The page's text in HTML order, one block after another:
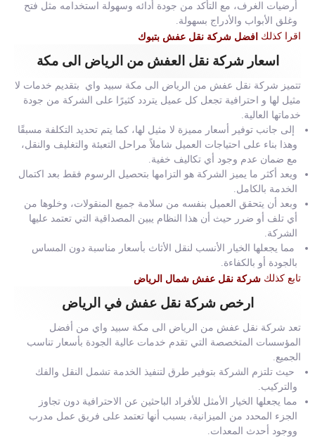
أرضيات الغرف، مع التأكد من جودة أدائه وسهولة استخدامه مثل فتح
وغلق الأبواب والأدراج بسهولة.
اقرا كذلك افضل شركة نقل عفش بتبوك
اسعار شركة نقل العفش من الرياض الى مكة
تتميز شركة نقل عفش من الرياض الى مكة سبيد واي بتقديم خدمات لا
مثيل لها و احترافية تجعل كل عميل يتردد كثيرًا على الشركة من جودة
خدماتها العالية.
إلى جانب توفير أسعار مميزة لا مثيل لها، كما يتم تحديد التكلفة مسبقًا
وهذا بناء على احتياجات العميل شاملاً مراحل التعبئة والتغليف والنقل،
مع ضمان عدم وجود أي تكاليف خفية.
ويعد أكثر ما يميز الشركة هو التزامها بتحصيل الرسوم فقط بعد اكتمال
الخدمة بالكامل.
وبعد أن يتحقق العميل بنفسه من سلامة جميع المنقولات، وخلوها من
أي تلف أو ضرر حيث أن هذا النظام يبين المصداقية التي تعتمد عليها
الشركة.
مما يجعلها الخيار الأنسب لنقل الأثاث بأسعار مناسبة دون المساس
بالجودة أو بالكفاءة.
تابع كذلك شركة نقل عفش شمال الرياض
ارخص شركة نقل عفش في الرياض
تعد شركة نقل عفش من الرياض الى مكة سبيد واي من أفضل
المؤسسات المتخصصة التي تقدم خدمات عالية الجودة بأسعار تناسب
الجميع.
حيث تلتزم الشركة بتوفير طرق لتنفيذ الخدمة تشمل النقل والفك
والتركيب.
مما يجعلها الخيار الأمثل للأفراد الباحثين عن الاحترافية دون تجاوز
الجزء المحدد من الميزانية، بسبب أنها تعتمد على فريق عمل مدرب
ووجود أحدث المعدات.